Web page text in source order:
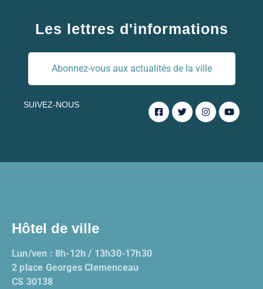
Les lettres d'informations
Abonnez-vous aux actualités de la ville
SUIVEZ-NOUS
Hôtel de ville
Lun/ven : 8h-12h / 13h30-17h30
2 place Georges Clemenceau
CS 30138